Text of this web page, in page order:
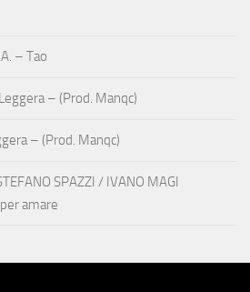
– Tao
– (Prod. Manqc)
– (Prod. Manqc)
SPAZZI / IVANO MAGI
amare